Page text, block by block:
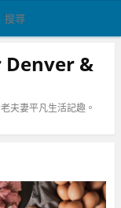
Denver &
夫妻平凡生活記趣。